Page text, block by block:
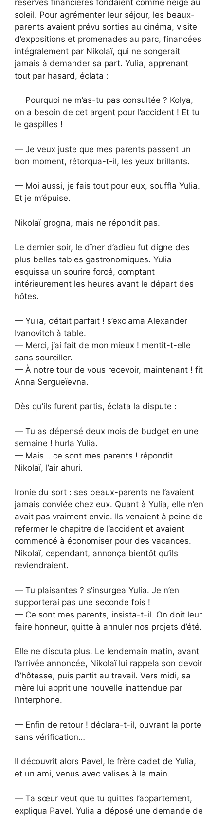
réserves financières fondaient comme neige au
soleil. Pour agrémenter leur séjour, les beaux-
parents avaient prévu sorties au cinéma, visite
d’expositions et promenades au parc, financées
intégralement par Nikolaï, qui ne songerait
jamais à demander sa part. Yulia, apprenant
tout par hasard, éclata :
— Pourquoi ne m’as-tu pas consultée ? Kolya,
on a besoin de cet argent pour l’accident ! Et tu
le gaspilles !
— Je veux juste que mes parents passent un
bon moment, rétorqua-t-il, les yeux brillants.
— Moi aussi, je fais tout pour eux, souffla Yulia.
Et je m’épuise.
Nikolaï grogna, mais ne répondit pas.
Le dernier soir, le dîner d’adieu fut digne des
plus belles tables gastronomiques. Yulia
esquissa un sourire forcé, comptant
intérieurement les heures avant le départ des
hôtes.
— Yulia, c’était parfait ! s’exclama Alexander
Ivanovitch à table.
— Merci, j’ai fait de mon mieux ! mentit-t-elle
sans sourciller.
— À notre tour de vous recevoir, maintenant ! fit
Anna Sergueïevna.
Dès qu’ils furent partis, éclata la dispute :
— Tu as dépensé deux mois de budget en une
semaine ! hurla Yulia.
— Mais… ce sont mes parents ! répondit
Nikolaï, l’air ahuri.
Ironie du sort : ses beaux-parents ne l’avaient
jamais conviée chez eux. Quant à Yulia, elle n’en
avait pas vraiment envie. Ils venaient à peine de
refermer le chapitre de l’accident et avaient
commencé à économiser pour des vacances.
Nikolaï, cependant, annonça bientôt qu’ils
reviendraient.
— Tu plaisantes ? s’insurgea Yulia. Je n’en
supporterai pas une seconde fois !
— Ce sont mes parents, insista-t-il. On doit leur
faire honneur, quitte à annuler nos projets d’été.
Elle ne discuta plus. Le lendemain matin, avant
l’arrivée annoncée, Nikolaï lui rappela son devoir
d’hôtesse, puis partit au travail. Vers midi, sa
mère lui apprit une nouvelle inattendue par
l’interphone.
— Enfin de retour ! déclara-t-il, ouvrant la porte
sans vérification…
Il découvrit alors Pavel, le frère cadet de Yulia,
et un ami, venus avec valises à la main.
— Ta sœur veut que tu quittes l’appartement,
expliqua Pavel. Yulia a déposé une demande de